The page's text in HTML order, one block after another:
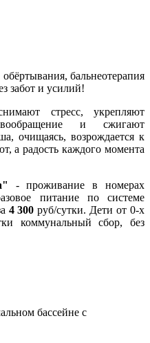
бальнеотерапия
забот и усилий!
стресс, укрепляют
и сжигают
очищаясь, возрождается к
а радость каждого момента
- проживание в номерах
питание по системе
4 300 руб/сутки. Дети от 0-х
коммунальный сбор, без
бассейне с